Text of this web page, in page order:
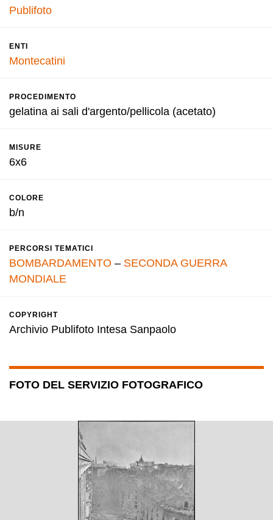
Publifoto
ENTI
Montecatini
PROCEDIMENTO
gelatina ai sali d'argento/pellicola (acetato)
MISURE
6x6
COLORE
b/n
PERCORSI TEMATICI
BOMBARDAMENTO – SECONDA GUERRA
MONDIALE
COPYRIGHT
Archivio Publifoto Intesa Sanpaolo
FOTO DEL SERVIZIO FOTOGRAFICO